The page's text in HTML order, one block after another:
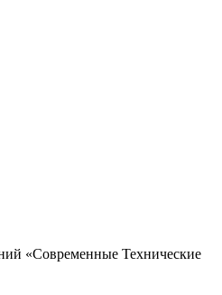
«Современные Технические